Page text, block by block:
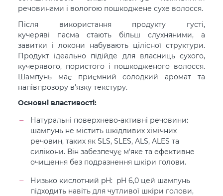
речовинами і вологою пошкоджене сухе волосся.
Після використання продукту густі,
кучеряві пасма стають більш слухняними, а
завитки і локони набувають цілісної структури.
Продукт ідеально підійде для власниць сухого,
кучерявого, пористого і пошкодженого волосся.
Шампунь має приємний солодкий аромат та
напівпрозору в'язку текстуру.
Основні властивості:
Натуральні поверхнево-активні речовини:
шампунь не містить шкідливих хімічних
речовин, таких як SLS, SLES, ALS, ALES та
силікони. Він забезпечує м'яке та ефективне
очищення без подразнення шкіри голови.
Низько кислотний pH: pH 6,0 цей шампунь
підходить навіть для чутливої шкіри голови,